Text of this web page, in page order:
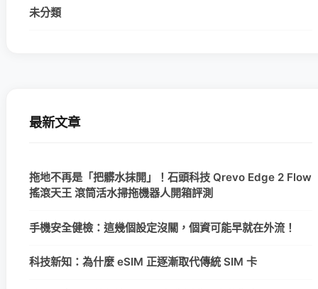
未分類
最新文章
拖地不再是「把髒水抹開」！石頭科技 Qrevo Edge 2 Flow
搖滾天王 滾筒活水掃拖機器人開箱評測
手機安全健檢：這幾個設定沒關，個資可能早就在外流！
科技新知：為什麼 eSIM 正逐漸取代傳統 SIM 卡